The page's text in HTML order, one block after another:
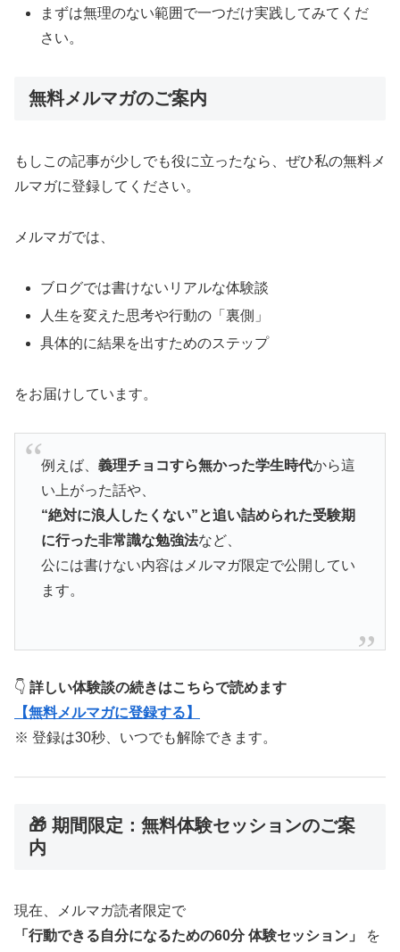
まずは無理のない範囲で一つだけ実践してみてくだ
さい。
無料メルマガのご案内
もしこの記事が少しでも役に立ったなら、ぜひ私の無料メ
ルマガに登録してください。
メルマガでは、
ブログでは書けないリアルな体験談
人生を変えた思考や行動の「裏側」
具体的に結果を出すためのステップ
をお届けしています。
例えば、 義理チョコすら無かった学生時代から這
い上がった話や、
“絶対に浪人したくない”と追い詰められた受験期
に行った非常識な勉強法など、
公には書けない内容はメルマガ限定で公開してい
ます。
👇 詳しい体験談の続きはこちらで読めます
【無料メルマガに登録する】
※ 登録は30秒、いつでも解除できます。
🎁 期間限定：無料体験セッションのご案
内
現在、メルマガ読者限定で
「行動できる自分になるための60分 体験セッション」
を